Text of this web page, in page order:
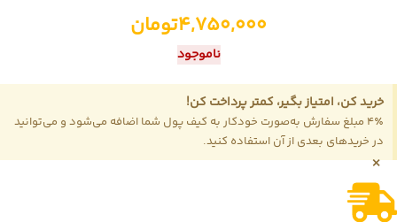
4,750,000تومان
ناموجود
خرید کن، امتیاز بگیر، کمتر پرداخت کن!
4٪ مبلغ سفارش به‌صورت خودکار به کیف پول شما اضافه می‌شود و می‌توانید
در خریدهای بعدی از آن استفاده کنید.
×